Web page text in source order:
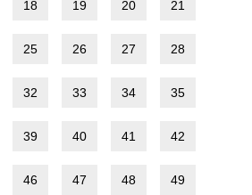
18 19 20 21
25 26 27 28
32 33 34 35
39 40 41 42
46 47 48 49